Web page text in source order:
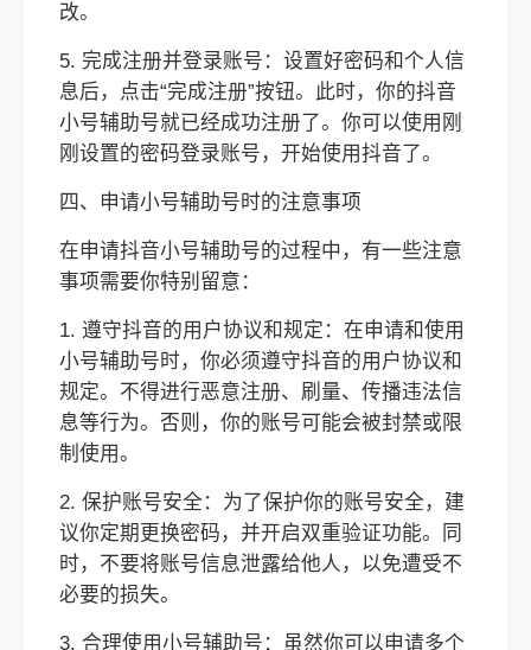
改。
5. 完成注册并登录账号：设置好密码和个人信
息后，点击“完成注册”按钮。此时，你的抖音
小号辅助号就已经成功注册了。你可以使用刚
刚设置的密码登录账号，开始使用抖音了。
四、申请小号辅助号时的注意事项
在申请抖音小号辅助号的过程中，有一些注意
事项需要你特别留意：
1. 遵守抖音的用户协议和规定：在申请和使用
小号辅助号时，你必须遵守抖音的用户协议和
规定。不得进行恶意注册、刷量、传播违法信
息等行为。否则，你的账号可能会被封禁或限
制使用。
2. 保护账号安全：为了保护你的账号安全，建
议你定期更换密码，并开启双重验证功能。同
时，不要将账号信息泄露给他人，以免遭受不
必要的损失。
3. 合理使用小号辅助号：虽然你可以申请多个